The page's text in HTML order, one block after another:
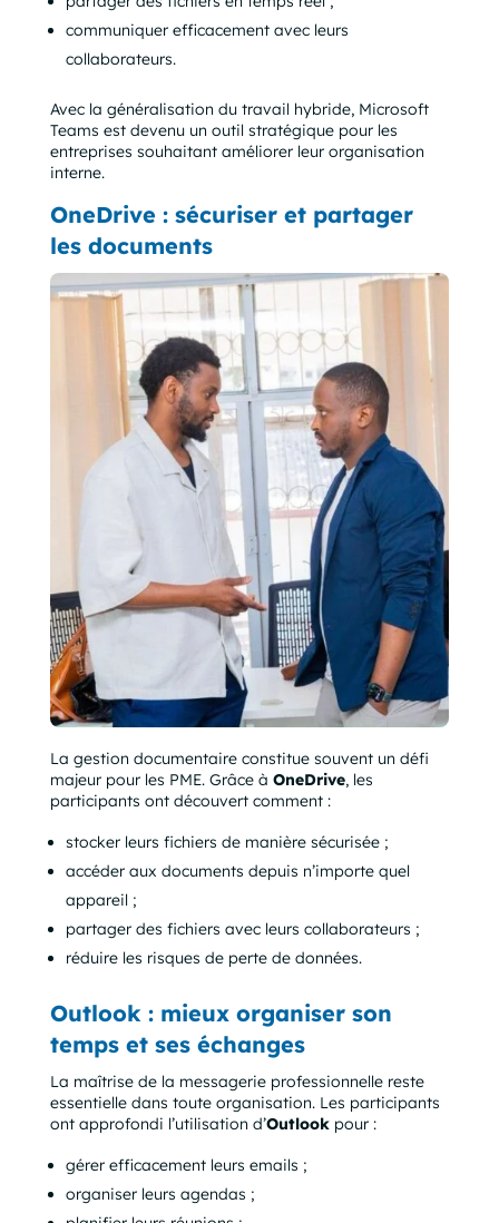
communiquer efficacement avec leurs
collaborateurs.
Avec la généralisation du travail hybride, Microsoft
Teams est devenu un outil stratégique pour les
entreprises souhaitant améliorer leur organisation
interne.
OneDrive : sécuriser et partager
les documents
La gestion documentaire constitue souvent un défi
majeur pour les PME. Grâce à OneDrive, les
participants ont découvert comment :
stocker leurs fichiers de manière sécurisée ;
accéder aux documents depuis n’importe quel
appareil ;
partager des fichiers avec leurs collaborateurs ;
réduire les risques de perte de données.
Outlook : mieux organiser son
temps et ses échanges
La maîtrise de la messagerie professionnelle reste
essentielle dans toute organisation. Les participants
ont approfondi l’utilisation d’Outlookpour :
gérer efficacement leurs emails ;
organiser leurs agendas ;